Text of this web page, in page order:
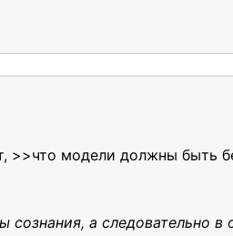
>>что модели должны быть
а следовательно в